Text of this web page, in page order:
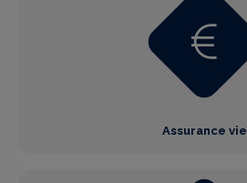
Assurance vie